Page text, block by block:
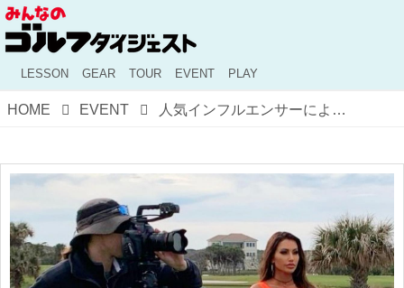
LESSON GEAR TOUR EVENT PLAY
HOME EVENT 人気インフルエンサーによる新スポーツコンテンツ「トップレススポーツリーグ」、どうなることやら…